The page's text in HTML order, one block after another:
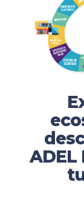
ADEL